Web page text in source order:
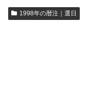
1998年の暦注｜選日